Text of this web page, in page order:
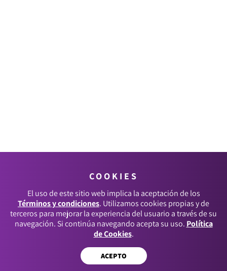
COOKIES
El uso de este sitio web implica la aceptación de los
Términos y condiciones. Utilizamos cookies propias y de
terceros para mejorar la experiencia del usuario a través de su
navegación. Si continúa navegando acepta su uso. Política
de Cookies.
ACEPTO